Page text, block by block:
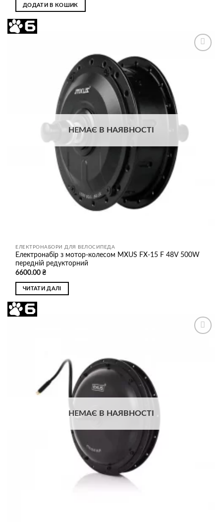
ДОДАТИ В КОШИК
НЕМАЄ В НАЯВНОСТІ
ЕЛЕКТРОНАБОРИ ДЛЯ ВЕЛОСИПЕДА
Електронабір з мотор-колесом MXUS FX-15 F 48V 500W
передній редукторний
6600.00₴
ЧИТАТИ ДАЛІ
НЕМАЄ В НАЯВНОСТІ